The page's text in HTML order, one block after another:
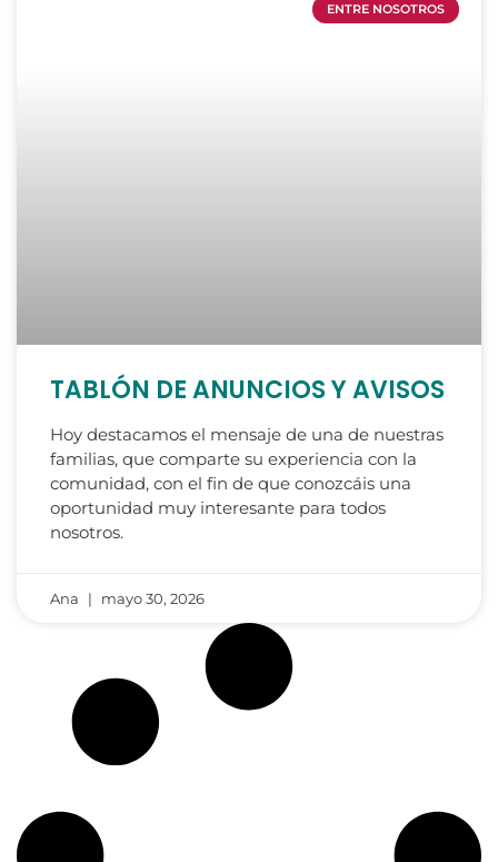
ENTRE NOSOTROS
TABLÓN DE ANUNCIOS Y AVISOS
Hoy destacamos el mensaje de una de nuestras
familias, que comparte su experiencia con la
comunidad, con el fin de que conozcáis una
oportunidad muy interesante para todos
nosotros.
Ana mayo 30, 2026